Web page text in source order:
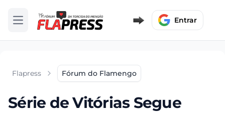
Abrir menu Entrar
Flapress Fórum do Flamengo
Série de Vitórias Segue